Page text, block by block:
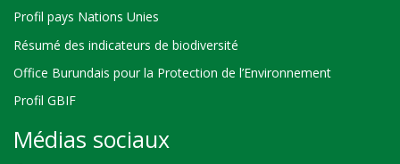
Profil pays Nations Unies
Résumé des indicateurs de biodiversité
Office Burundais pour la Protection de l’Environnement
Profil GBIF
Médias sociaux